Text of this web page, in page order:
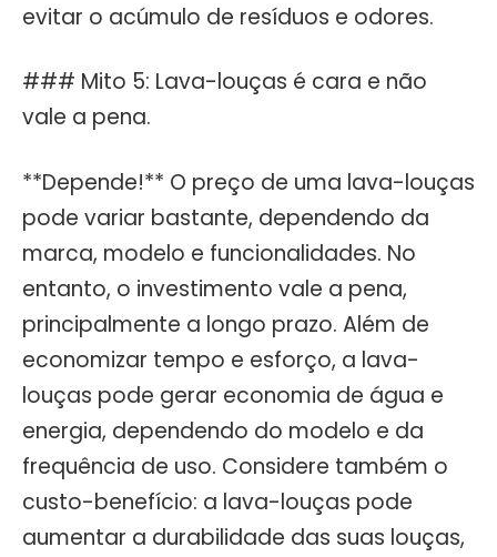
evitar o acúmulo de resíduos e odores.
### Mito 5: Lava-louças é cara e não
vale a pena.
**Depende!** O preço de uma lava-louças
pode variar bastante, dependendo da
marca, modelo e funcionalidades. No
entanto, o investimento vale a pena,
principalmente a longo prazo. Além de
economizar tempo e esforço, a lava-
louças pode gerar economia de água e
energia, dependendo do modelo e da
frequência de uso. Considere também o
custo-benefício: a lava-louças pode
aumentar a durabilidade das suas louças,